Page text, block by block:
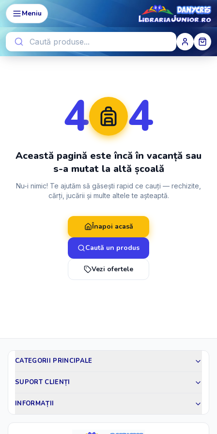
Meniu
4 4
Această pagină este încă în vacanță sau
s-a mutat la altă școală
Nu-i nimic! Te ajutăm să găsești rapid ce cauți — rechizite,
cărți, jucării și multe altele te așteaptă.
Înapoi acasă
Caută un produs
Vezi ofertele
CATEGORII PRINCIPALE
SUPORT CLIENȚI
INFORMAȚII